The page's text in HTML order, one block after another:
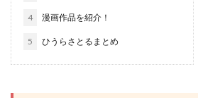
4 漫画作品を紹介！
5 ひうらさとるまとめ